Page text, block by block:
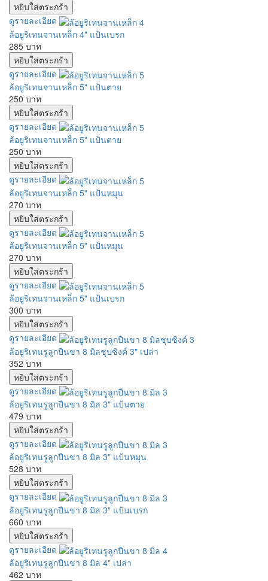
ดูรายละเอียด
ล้อยูริเทนจานเหล็ก 4" แป้นเบรก
285 บาท
ดูรายละเอียด
ล้อยูริเทนจานเหล็ก 5" แป้นตาย
250 บาท
ดูรายละเอียด
ล้อยูริเทนจานเหล็ก 5" แป้นตาย
250 บาท
ดูรายละเอียด
ล้อยูริเทนจานเหล็ก 5" แป้นหมุน
270 บาท
ดูรายละเอียด
ล้อยูริเทนจานเหล็ก 5" แป้นหมุน
270 บาท
ดูรายละเอียด
ล้อยูริเทนจานเหล็ก 5" แป้นเบรก
300 บาท
ดูรายละเอียด
ล้อยูริเทนรูลูกปืนขา 8 มิลชุบซิงค์ 3" เปล่า
352 บาท
ดูรายละเอียด
ล้อยูริเทนรูลูกปืนขา 8 มิล 3" แป้นตาย
479 บาท
ดูรายละเอียด
ล้อยูริเทนรูลูกปืนขา 8 มิล 3" แป้นหมุน
528 บาท
ดูรายละเอียด
ล้อยูริเทนรูลูกปืนขา 8 มิล 3" แป้นเบรก
660 บาท
ดูรายละเอียด
ล้อยูริเทนรูลูกปืนขา 8 มิล 4" เปล่า
462 บาท